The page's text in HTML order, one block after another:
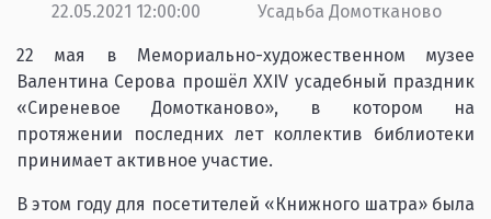
22.05.2021 12:00:00 Усадьба Домотканово
22 мая в Мемориально-художественном музее
Валентина Серова прошёл XXIV усадебный праздник
«Сиреневое Домотканово», в котором на
протяжении последних лет коллектив библиотеки
принимает активное участие.
В этом году для посетителей «Книжного шатра» была